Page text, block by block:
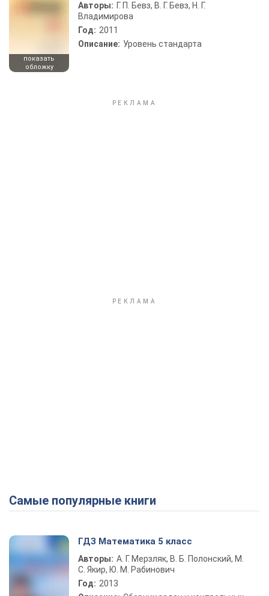
показать
обложку
Авторы: Г. П. Бевз, В. Г. Бевз, Н. Г.
Владимирова
Год: 2011
Описание: Уровень стандарта
Самые популярные книги
ГДЗ Математика 5 класс
Авторы: А. Г. Мерзляк, В. Б. Полонский, М.
С. Якир, Ю. М. Рабинович
Год: 2013